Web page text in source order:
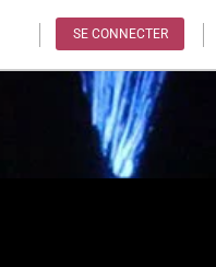
SE CONNECTER